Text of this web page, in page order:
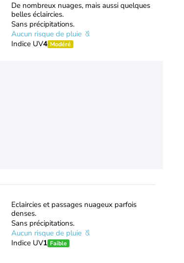
De nombreux nuages, mais aussi quelques
belles éclaircies.
Sans précipitations.
Aucun risque de pluie
Indice UV4 Modéré
Eclaircies et passages nuageux parfois
denses.
Sans précipitations.
Aucun risque de pluie
Indice UV1 Faible